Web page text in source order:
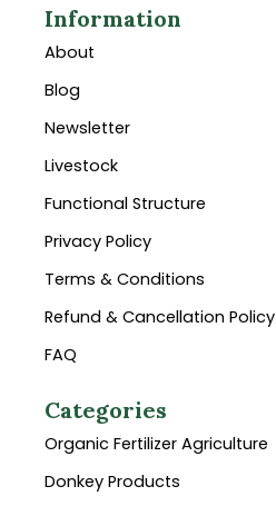
Information
About
Blog
Newsletter
Livestock
Functional Structure
Privacy Policy
Terms & Conditions
Refund & Cancellation Policy
FAQ
Categories
Organic Fertilizer Agriculture
Donkey Products